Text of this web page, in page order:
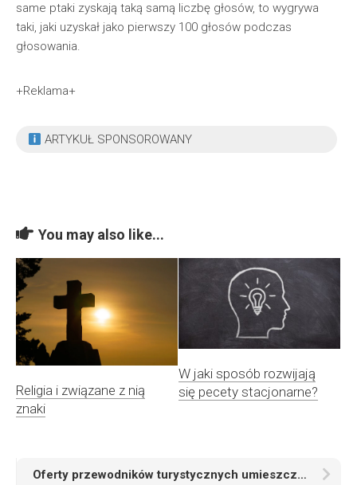
same ptaki zyskają taką samą liczbę głosów, to wygrywa
taki, jaki uzyskał jako pierwszy 100 głosów podczas
głosowania.
+Reklama+
ARTYKUŁ SPONSOROWANY
You may also like...
Religia i związane z nią
znaki
W jaki sposób rozwijają
się pecety stacjonarne?
Oferty przewodników turystycznych umieszczone na witrynie Odyseos.com